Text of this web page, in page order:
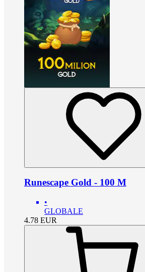
Runescape Gold - 100 M
•
GLOBALE
4.78 EUR